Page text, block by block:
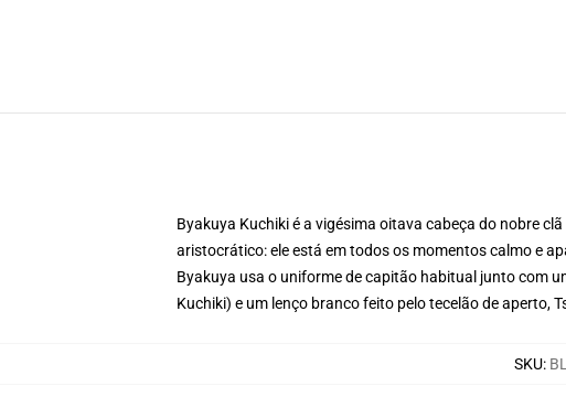
Byakuya Kuchiki é a vigésima oitava cabeça do nobre
aristocrático: ele está em todos os momentos calmo e
Byakuya usa o uniforme de capitão habitual junto com
Kuchiki) e um lenço branco feito pelo tecelão de aperto,
SKU: